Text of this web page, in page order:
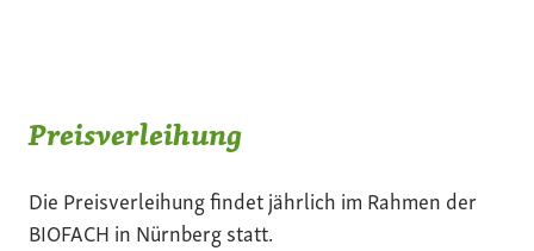
Preisverleihung
Die Preisverleihung findet jährlich im Rahmen der
BIOFACH in Nürnberg statt.